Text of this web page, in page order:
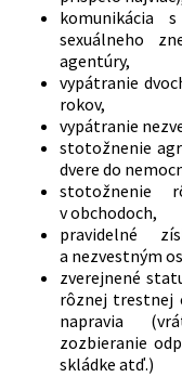
komunikácia
sexuálneho
agentúry,
vypátranie
rokov,
vypátranie
stotožnenie
dvere do
stotožnenie
v obchodoch,
pravidelné
a nezvestným
zverejnené
rôznej trestnej
napravia
zozbieranie
skládke atď.)